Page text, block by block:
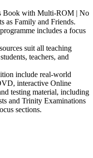
Book with Multi-ROM | No
as Family and Friends.
includes a focus
suit all teaching
teachers, and
include real-world
interactive Online
testing material, including
and Trinity Examinations
sections.